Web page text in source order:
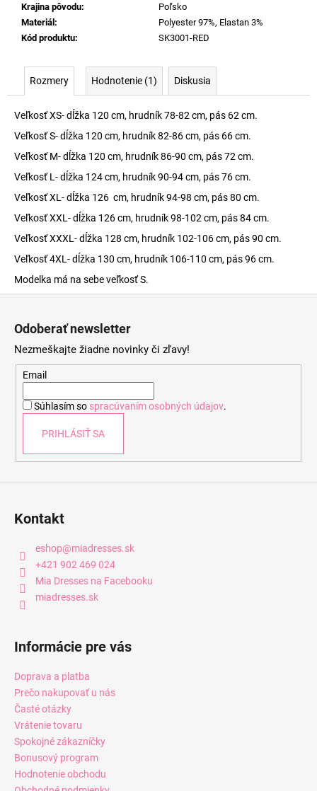
Krajina pôvodu:
Poľsko
Materiál :
Polyester 97%, Elastan 3%
Kód produktu: SK3001-RED
Rozmery Hodnotenie (1) Diskusia
Veľkosť XS- dĺžka 120 cm, hrudník 78-82 cm, pás 62 cm.
Veľkosť S- dĺžka 120 cm, hrudník 82-86 cm, pás 66 cm.
Veľkosť M- dĺžka 120 cm, hrudník 86-90 cm, pás 72 cm.
Veľkosť L- dĺžka 124 cm, hrudník 90-94 cm, pás 76 cm.
Veľkosť XL- dĺžka 126 cm, hrudník 94-98 cm, pás 80 cm.
Veľkosť XXL- dĺžka 126 cm, hrudník 98-102 cm, pás 84 cm.
Veľkosť XXXL- dĺžka 128 cm, hrudník 102-106 cm, pás 90 cm.
Veľkosť 4XL- dĺžka 130 cm, hrudník 106-110 cm, pás 96 cm.
Modelka má na sebe veľkosť S.
Odoberať newsletter
Nezmeškajte žiadne novinky či zľavy!
Email
Súhlasím so spracúvaním osobných údajov.
PRIHLÁSIŤ SA
Kontakt
eshop@miadresses.sk
+421 902 469 024
Mia Dresses na Facebooku
miadresses.sk
Informácie pre vás
Doprava a platba
Prečo nakupovať u nás
Časté otázky
Vrátenie tovaru
Spokojné zákazníčky
Bonusový program
Hodnotenie obchodu